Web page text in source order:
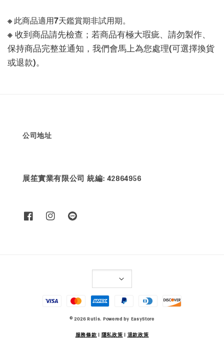
※ 此商品適用7天鑑賞期非試用期。
※ 收到商品請先檢查；若商品有極大瑕疵、請勿製作、
保持商品完整並通知，我們會馬上為您處理(可選擇換貨
或退款)。
公司地址
展笙實業有限公司 統編: 42864956
© 2026 Rutis. Powered by EasyStore
服務條款| 隱私政策| 退款政策